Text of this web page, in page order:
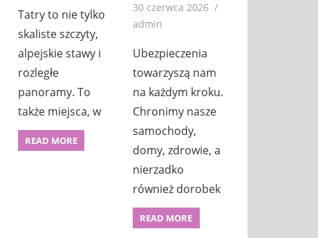
Tatry to nie tylko
skaliste szczyty,
alpejskie stawy i
rozległe
panoramy. To
także miejsca, w
READ MORE
30 czerwca 2026
admin
Ubezpieczenia
towarzyszą nam
na każdym kroku.
Chronimy nasze
samochody,
domy, zdrowie, a
nierzadko
również dorobek
READ MORE